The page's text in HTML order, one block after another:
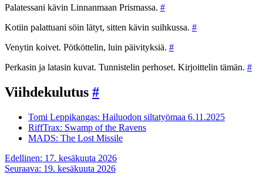
Palatessani kävin Linnanmaan Prismassa. #
Kotiin palattuani söin lätyt, sitten kävin suihkussa. #
Venytin koivet. Pötköttelin, luin päivityksiä. #
Perkasin ja latasin kuvat. Tunnistelin perhoset. Kirjoittelin tämän. #
Viihdekulutus #
Tomi Leppikangas: Hailuodon siltatyömaa 6.11.2025
RiffTrax: Swamp of the Ravens
MADS: The Lost Missile
Artikkelien
selaus
Edellinen: 17. kesäkuuta 2026
Seuraava: 19. kesäkuuta 2026